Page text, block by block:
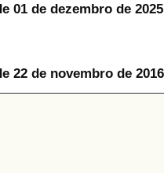
01 de dezembro de
22 de novembro de